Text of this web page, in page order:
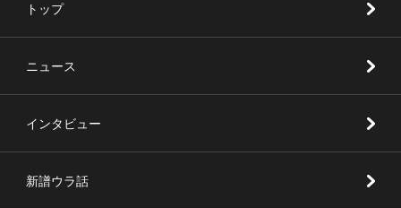
トップ
ニュース
インタビュー
新譜ウラ話